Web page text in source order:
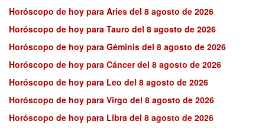
Horóscopo de hoy para Aries del 8 agosto de 2026
Horóscopo de hoy para Tauro del 8 agosto de 2026
Horóscopo de hoy para Géminis del 8 agosto de 2026
Horóscopo de hoy para Cáncer del 8 agosto de 2026
Horóscopo de hoy para Leo del 8 agosto de 2026
Horóscopo de hoy para Virgo del 8 agosto de 2026
Horóscopo de hoy para Libra del 8 agosto de 2026